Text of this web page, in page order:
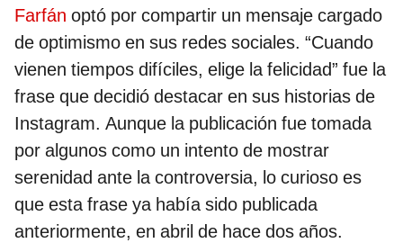
Farfán optó por compartir un mensaje cargado
de optimismo en sus redes sociales. “Cuando
vienen tiempos difíciles, elige la felicidad” fue la
frase que decidió destacar en sus historias de
Instagram. Aunque la publicación fue tomada
por algunos como un intento de mostrar
serenidad ante la controversia, lo curioso es
que esta frase ya había sido publicada
anteriormente, en abril de hace dos años.